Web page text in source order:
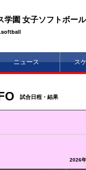
学園 女子ソフトボー
ニュース ス
試合日程・結果
2026